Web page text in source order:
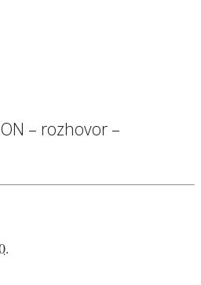
– rozhovor –
.